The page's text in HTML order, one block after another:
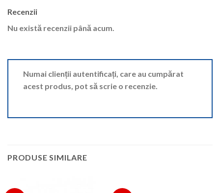
Recenzii
Nu există recenzii până acum.
Numai clienții autentificați, care au cumpărat
acest produs, pot să scrie o recenzie.
PRODUSE SIMILARE